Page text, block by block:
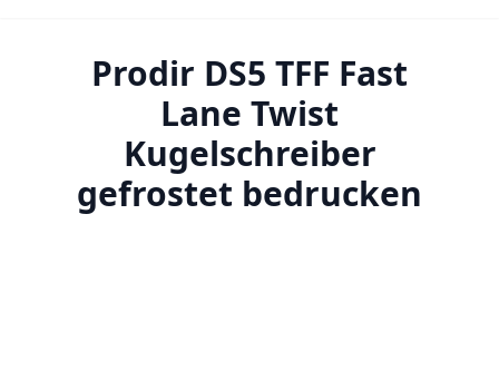
Prodir DS5 TFF Fast
Lane Twist
Kugelschreiber
gefrostet bedrucken